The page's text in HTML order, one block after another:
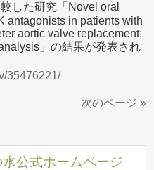
した研究「Novel oral
antagonists in patients with
aortic valve replacement:
」の結果が発表され
35476221/
次のページ »
公式ホームページ